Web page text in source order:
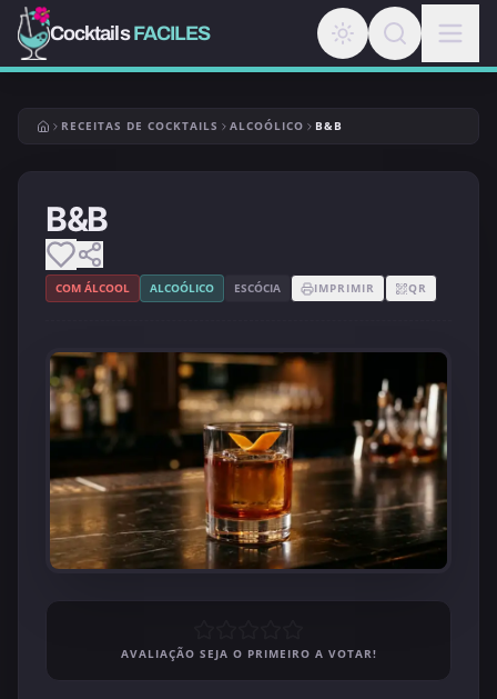
CocktailsFACILES
RECEITAS DE COCKTAILS ALCOÓLICO B&B
B&B
COM ÁLCOOL ALCOÓLICO ESCÓCIA IMPRIMIR QR
AVALIAÇÃO SEJA O PRIMEIRO A VOTAR!